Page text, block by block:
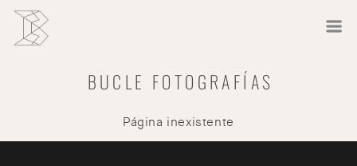
BUCLE FOTOGRAFÍAS
Página inexistente